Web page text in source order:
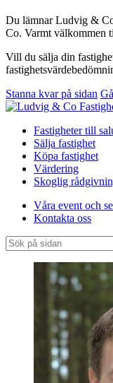
Du lämnar Ludvig &
Co. Varmt välkommen
Vill du sälja din
Stanna kvar på sidan
Fastigheter till
Sälja fastighet
Köpa fastighet
Värdering
Skoglig
Våra event och
Kontakta oss